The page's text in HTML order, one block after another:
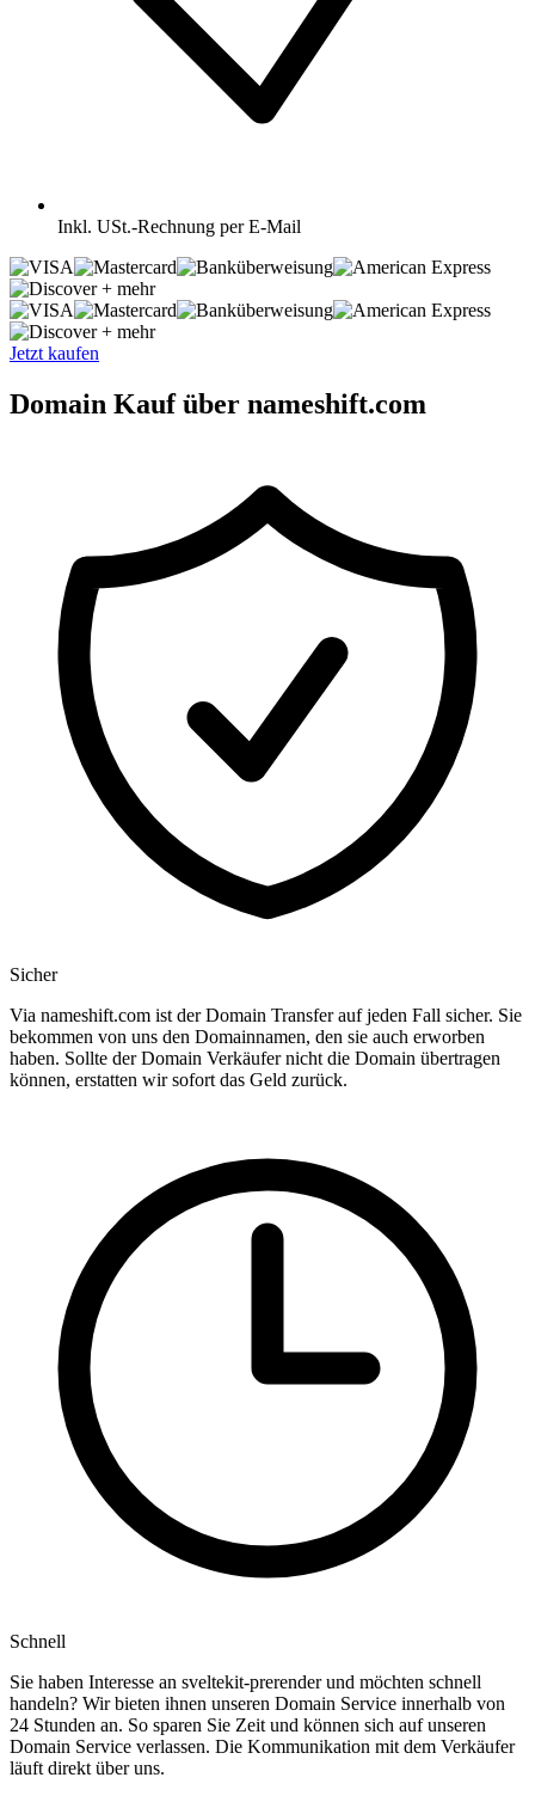
Inkl. USt.-Rechnung per E-Mail
+ mehr
+ mehr
Jetzt kaufen
Domain Kauf über nameshift.com
Sicher
Via nameshift.com ist der Domain Transfer auf jeden Fall sicher. Sie
bekommen von uns den Domainnamen, den sie auch erworben
haben. Sollte der Domain Verkäufer nicht die Domain übertragen
können, erstatten wir sofort das Geld zurück.
Schnell
Sie haben Interesse an sveltekit-prerender und möchten schnell
handeln? Wir bieten ihnen unseren Domain Service innerhalb von
24 Stunden an. So sparen Sie Zeit und können sich auf unseren
Domain Service verlassen. Die Kommunikation mit dem Verkäufer
läuft direkt über uns.